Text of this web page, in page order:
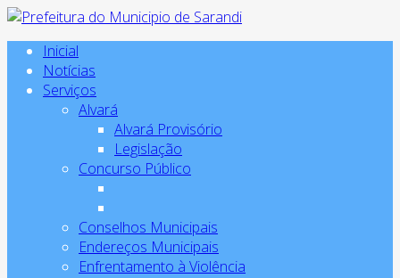
Inicial
Notícias
Serviços
Alvará
Alvará Provisório
Legislação
Concurso Público
Conselhos Municipais
Endereços Municipais
Enfrentamento à Violência